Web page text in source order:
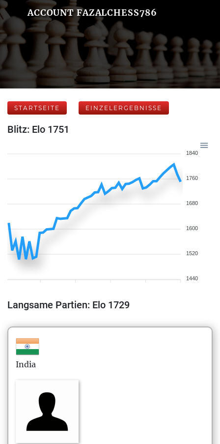
ACCOUNT FAZALCHESS786
STARTSEITE EINZELERGEBNISSE
Blitz: Elo 1751
1840
1760
1680
1600
1520
1440
Langsame Partien: Elo 1729
India